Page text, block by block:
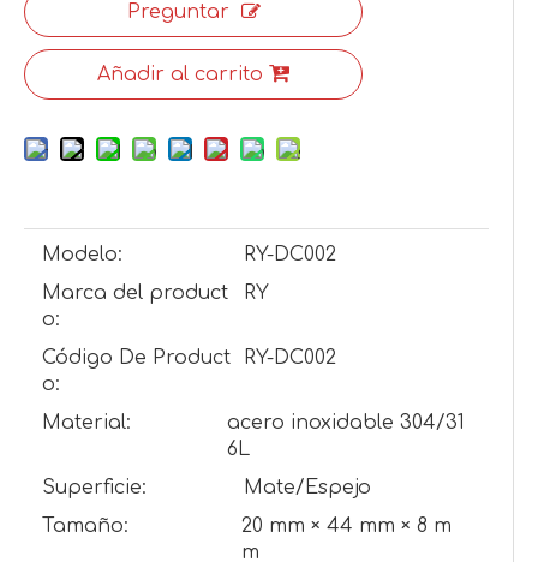
Preguntar
Añadir al carrito
Modelo:
RY-DC002
Marca del product
o:
RY
Código De Product
o:
RY-DC002
Material:
acero inoxidable 304/31
6L
Superficie:
Mate/Espejo
Tamaño:
20 mm × 44 mm × 8 m
m